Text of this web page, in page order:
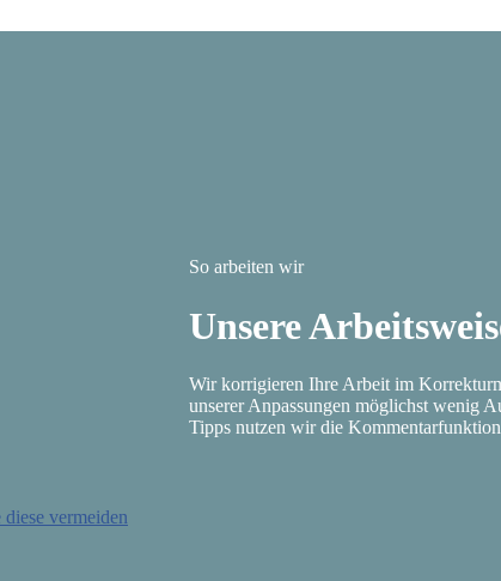
vermeiden
So arbeiten wir
Unsere
Wir korrigieren Ihre Arbeit im
unserer Anpassungen möglichst wenig
Tipps nutzen wir die